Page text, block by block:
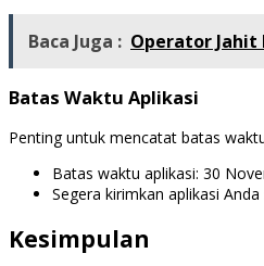
Baca Juga : Operator Jahit
Batas Waktu Aplikasi
Penting untuk mencatat batas
Batas waktu aplikasi: 30
Segera kirimkan aplikasi
Kesimpulan